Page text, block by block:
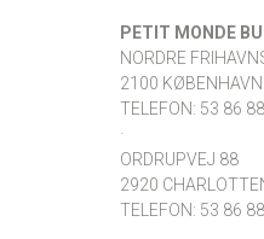
PETIT MONDE
NORDRE
2100
TELEFON: 53 86
·
ORDRUPVEJ 88
2920
TELEFON: 53 86